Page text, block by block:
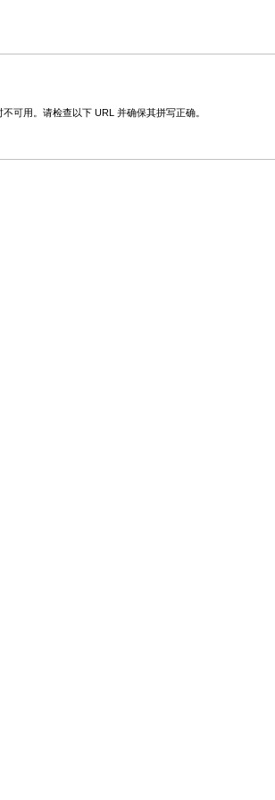
可用。请检查以下 URL 并确保其拼写正确。